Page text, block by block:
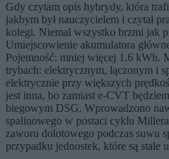
Gdy czytam opis hybrydy, która
jakbym był nauczycielem i czytał
kolegi. Niemal wszystko brzmi jak
Umiejscowienie akumulatora
Pojemność: mniej więcej 1,6 kWh.
trybach: elektrycznym, łączonym i
elektrycznie przy większych
jest inna, bo zamiast e-CVT
biegowym DSG. Wprowadzono
spalinowego w postaci cyklu
zaworu dolotowego podczas suwu
przypadku jednostek, które są stale